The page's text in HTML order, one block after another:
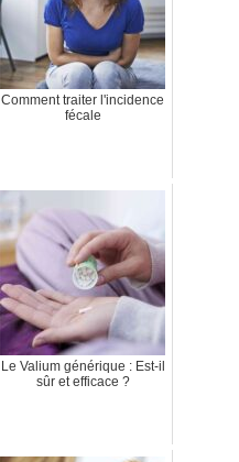
Comment traiter l'incidence
fécale
Le Valium générique : Est-il
sûr et efficace ?